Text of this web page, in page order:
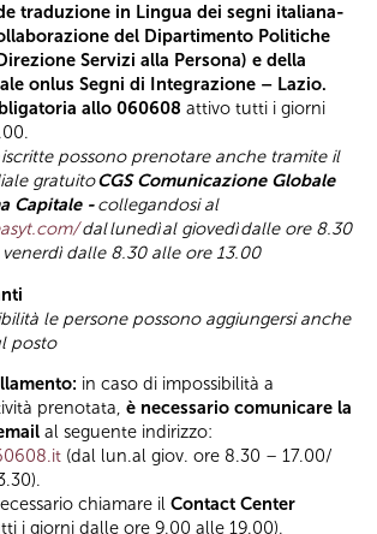
traduzione in Lingua dei segni italiana-
del Dipartimento Politiche
Servizi alla Persona) e della
onlus Segni di Integrazione – Lazio.
allo 060608 attivo tutti i giorni
iscritte possono prenotare anche tramite il
gratuitoCGS Comunicazione Globale
Capitale -collegandosi al
dallunedìal giovedìdalle ore 8.30
dalle 8.30 alle ore 13.00
le persone possono aggiungersi anche
posto
in caso di impossibilità a
prenotata, è necessario comunicare la
al seguente indirizzo:
(dal lun.al giov. ore 8.30 – 17.00/
chiamare il Contact Center
i giorni dalle ore 9.00 alle 19.00).